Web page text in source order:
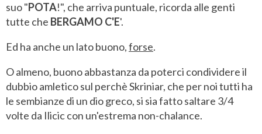
suo "POTA!", che arriva puntuale, ricorda alle genti
tutte che BERGAMO C'E'.
Ed ha anche un lato buono,forse.
O almeno, buono abbastanza da poterci condividere il
dubbio amletico sul perchè Skriniar, che per noi tutti ha
le sembianze di un dio greco, si sia fatto saltare 3/4
volte da Ilicic con un'estrema non-chalance.